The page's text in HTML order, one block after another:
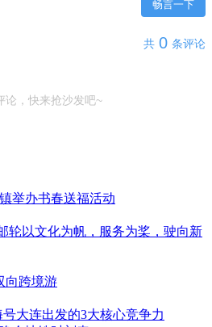
畅言一下
共 0 条评论
论，快来抢沙发吧~
举办书春送福活动
轮以文化为帆，服务为桨，驶向新
向跨境游
大连出发的3大核心竞争力